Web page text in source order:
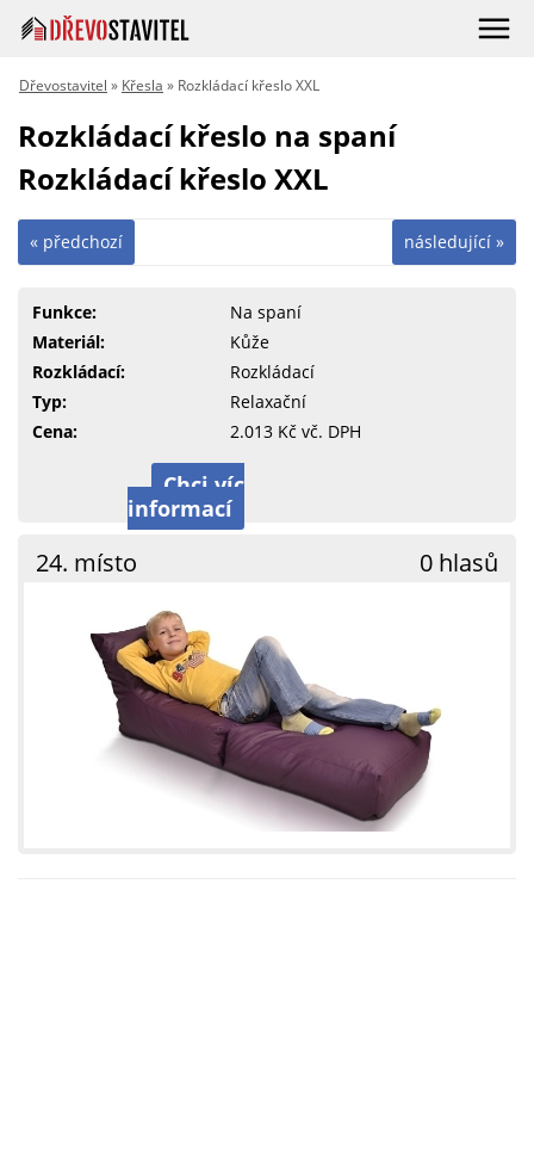
Dřevostavitel » Křesla » Rozkládací křeslo XXL
Rozkládací křeslo na spaní
Rozkládací křeslo XXL
následující »
« předchozí
Funkce:
Na spaní
Materiál:
Kůže
Rozkládací:
Rozkládací
Typ:
Relaxační
Cena:
2.013 Kč vč. DPH
Chci víc
informací
24. místo 0 hlasů